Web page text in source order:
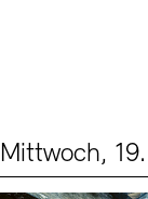
Mittwoch,